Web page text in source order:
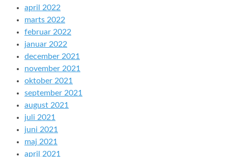
april 2022
marts 2022
februar 2022
januar 2022
december 2021
november 2021
oktober 2021
september 2021
august 2021
juli 2021
juni 2021
maj 2021
april 2021